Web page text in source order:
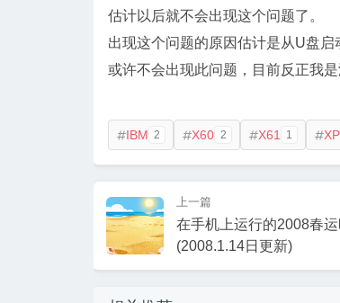
估计以后就不会出现这个问题了。
出现这个问题的原因估计是从U盘
或许不会出现此问题，目前反正我是
IBM 2 X60 2 X61 1 XP
上一篇
在手机上运行的2008春
(2008.1.14日更新)